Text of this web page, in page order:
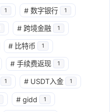
1 # 数字银行 1
# 跨境金融 1
# 比特币 1
# 手续费返现 1
1 # USDT入金 1
# gidd 1